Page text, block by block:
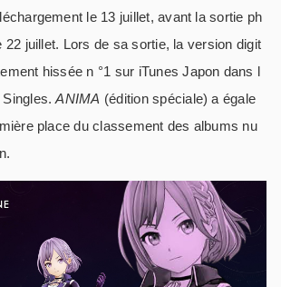
le 13 juillet, avant la sortie ph
22 juillet. Lors de sa sortie, la version digit
hissée n °1 sur iTunes Japon dans l
Singles.ANIMA (édition spéciale) a égale
place du classement des albums nu